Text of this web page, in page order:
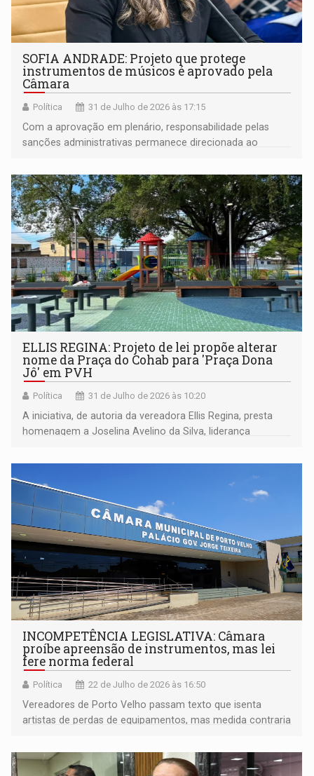
SOFIA ANDRADE: Projeto que protege
instrumentos de músicos é aprovado pela
Câmara
Política 31 de Julho de 2026 às 17:15
Com a aprovação em plenário, responsabilidade pelas
sanções administrativas permanece direcionada ao
da infração
ELLIS REGINA: Projeto de lei propõe alterar
nome da Praça do Cohab para 'Praça Dona
Jô' em PVH
Política 31 de Julho de 2026 às 10:20
A iniciativa, de autoria da vereadora Ellis Regina, presta
homenagem a Joselina Avelino da Silva, liderança
década
INCOMPETÊNCIA LEGISLATIVA: Câmara
proíbe apreensão de instrumentos, mas lei
fere norma federal
Política 22 de Julho de 2026 às 16:50
Vereadores de Porto Velho passam texto que isenta
artistas de perdas de equipamentos, mas medida contraria
contravenções